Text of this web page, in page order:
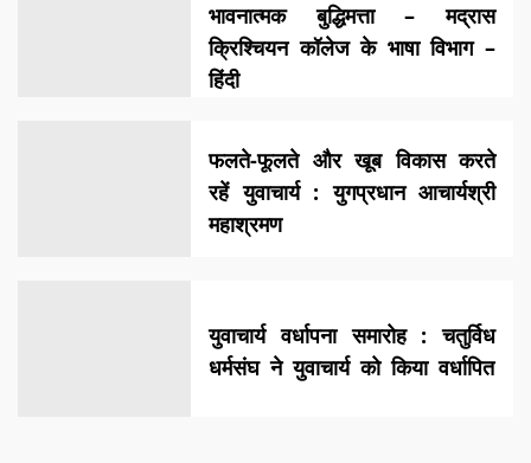
भावनात्मक बुद्धिमत्ता – मद्रास
क्रिश्चियन कॉलेज के भाषा विभाग –
हिंदी
फलते-फूलते और खूब विकास करते
रहें युवाचार्य : युगप्रधान आचार्यश्री
महाश्रमण
युवाचार्य वर्धापना समारोह : चतुर्विध
धर्मसंघ ने युवाचार्य को किया वर्धापित